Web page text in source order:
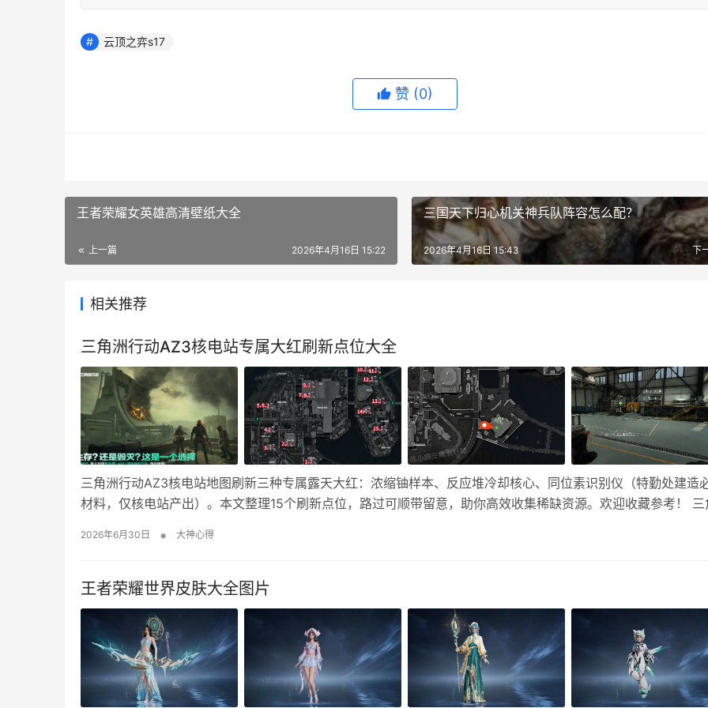
云顶之弈s17
赞 (0)
王者荣耀女英雄高清壁纸大全
上一篇 2026年4月16日 15:22
三国天下归心机关神兵队阵容怎么配？
下
2026年4月16日 15:43
相关推荐
三角洲行动AZ3核电站专属大红刷新点位大全
三角洲行动AZ3核电站地图刷新三种专属露天大红：浓缩铀样本、反应堆冷却核心、同位素识别仪（特勤处建造
材料，仅核电站产出）。本文整理15个刷新点位，路过可顺带留意，助你高效收集稀缺资源。欢迎收藏参考！ 三
2026年6月30日 • 大神心得
王者荣耀世界皮肤大全图片